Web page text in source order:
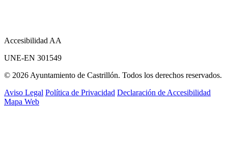
Accesibilidad AA
UNE-EN 301549
© 2026 Ayuntamiento de Castrillón. Todos los derechos reservados.
Aviso Legal Política de Privacidad Declaración de Accesibilidad
Mapa Web